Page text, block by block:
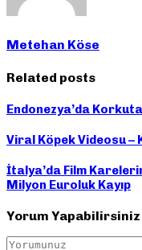
Metehan Köse
Related posts
Endonezya’da
Viral Köpek Videosu –
İtalya’da Film
Milyon Euroluk Kayıp
Yorum Yapabilirsiniz